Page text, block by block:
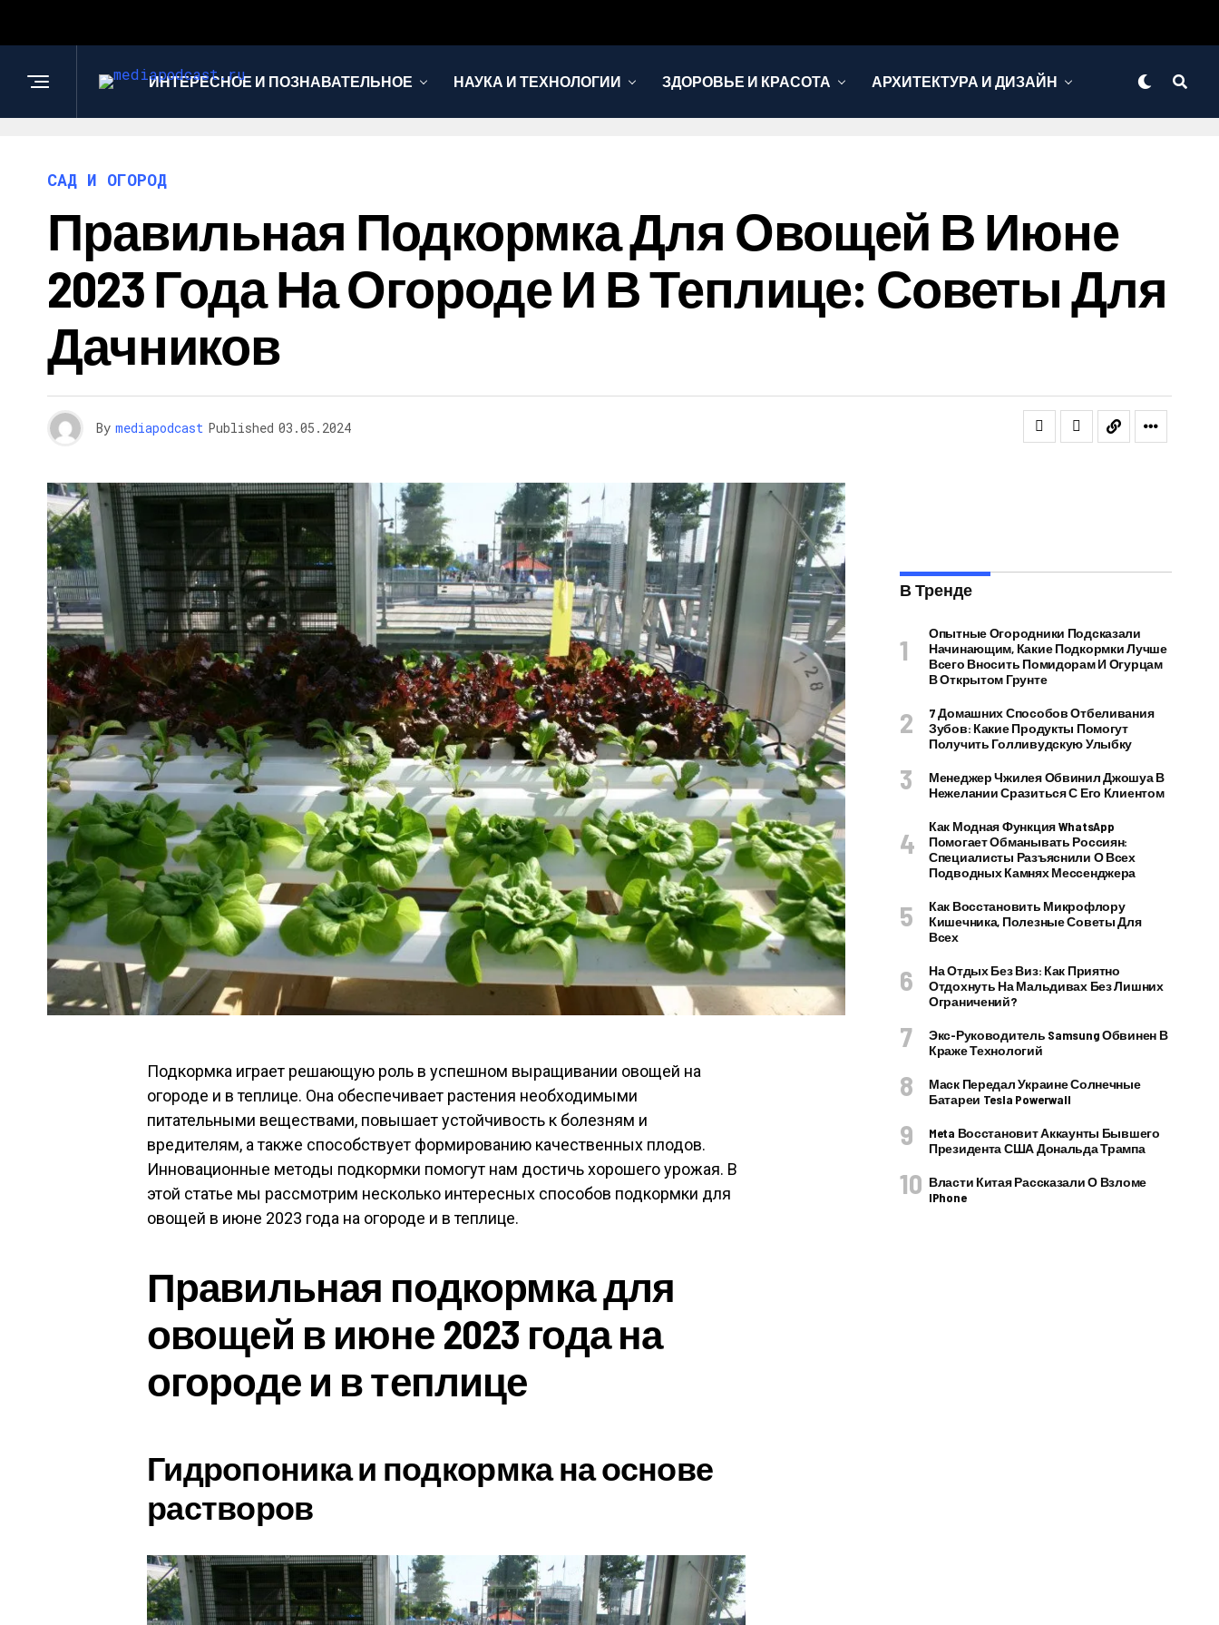
ИНТЕРЕСНОЕ И ПОЗНАВАТЕЛЬНОЕ НАУКА И ТЕХНОЛОГИИ ЗДОРОВЬЕ И КРАСОТА АРХИТЕКТУРА И ДИЗАЙН
САД И ОГОРОД
Правильная Подкормка Для Овощей В Июне
2023 Года На Огороде И В Теплице: Советы Для
Дачников
By mediapodcast Published 03.05.2024
Подкормка играет решающую роль в успешном выращивании овощей на
огороде и в теплице. Она обеспечивает растения необходимыми
питательными веществами, повышает устойчивость к болезням и
вредителям, а также способствует формированию качественных плодов.
Инновационные методы подкормки помогут нам достичь хорошего урожая. В
этой статье мы рассмотрим несколько интересных способов подкормки для
овощей в июне 2023 года на огороде и в теплице.
Правильная подкормка для
овощей в июне 2023 года на
огороде и в теплице
Гидропоника и подкормка на основе
растворов
В Тренде
Опытные Огородники Подсказали
Начинающим, Какие Подкормки Лучше
Всего Вносить Помидорам И Огурцам
В Открытом Грунте
7 Домашних Способов Отбеливания
Зубов: Какие Продукты Помогут
Получить Голливудскую Улыбку
Менеджер Чжилея Обвинил Джошуа В
Нежелании Сразиться С Его Клиентом
Как Модная Функция WhatsApp
Помогает Обманывать Россиян:
Специалисты Разъяснили О Всех
Подводных Камнях Мессенджера
Как Восстановить Микрофлору
Кишечника, Полезные Советы Для
Всех
На Отдых Без Виз: Как Приятно
Отдохнуть На Мальдивах Без Лишних
Ограничений?
Экс-Руководитель Samsung Обвинен В
Краже Технологий
Маск Передал Украине Солнечные
Батареи Tesla Powerwall
Meta Восстановит Аккаунты Бывшего
Президента США Дональда Трампа
Власти Китая Рассказали О Взломе
IPhone